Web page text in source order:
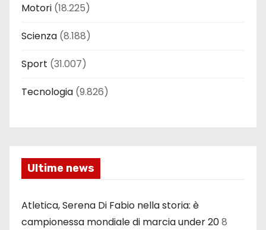
Motori (18.225)
Scienza (8.188)
Sport (31.007)
Tecnologia (9.826)
Ultime news
Atletica, Serena Di Fabio nella storia: è
campionessa mondiale di marcia under 208